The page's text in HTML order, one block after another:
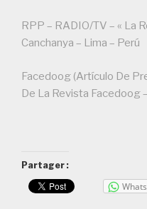
RPP – RADIO/TV – « La
Canchanya – Lima – Perú
Facedoog (Artículo De
De La Revista Facedoog
Partager :